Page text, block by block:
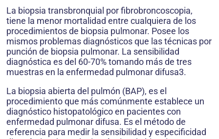
La biopsia transbronquial por fibrobroncoscopia,
tiene la menor mortalidad entre cualquiera de los
procedimientos de biopsia pulmonar. Posee los
mismos problemas diagnósticos que las técnicas por
punción de biopsia pulmonar. La sensibilidad
diagnóstica es del 60-70% tomando más de tres
muestras en la enfermedad pulmonar difusa3.
La biopsia abierta del pulmón (BAP), es el
procedimiento que más comúnmente establece un
diagnóstico histopatológico en pacientes con
enfermedad pulmonar difusa. Es el método de
referencia para medir la sensibilidad y especificidad